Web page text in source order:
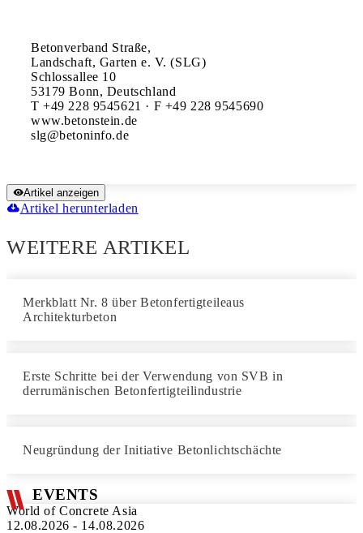
Betonverband Straße,
Landschaft, Garten e. V. (SLG)
Schlossallee 10
53179 Bonn, Deutschland
T +49 228 9545621 · F +49 228 9545690
www.betonstein.de
Artikel anzeigen
Artikel herunterladen
WEITERE ARTIKEL
Merkblatt Nr. 8 über Betonfertigteileaus
Architekturbeton
Erste Schritte bei der Verwendung von SVB in
derrumänischen Betonfertigteilindustrie
Neugründung der Initiative Betonlichtschächte
EVENTS
World of Concrete Asia
12.08.2026 - 14.08.2026